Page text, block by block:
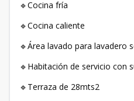
🔹 Cocina fría
🔹 Cocina caliente
🔹 Área lavado para lavadero
🔹 Habitación de servicio con
🔹 Terraza de 28mts2